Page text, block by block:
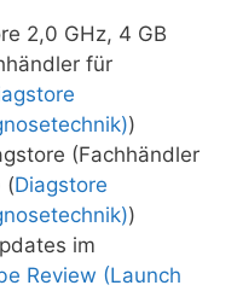
2,0 GHz, 4 GB
für
)
(Fachhändler
(Diagstore
)
im
Review (Launch